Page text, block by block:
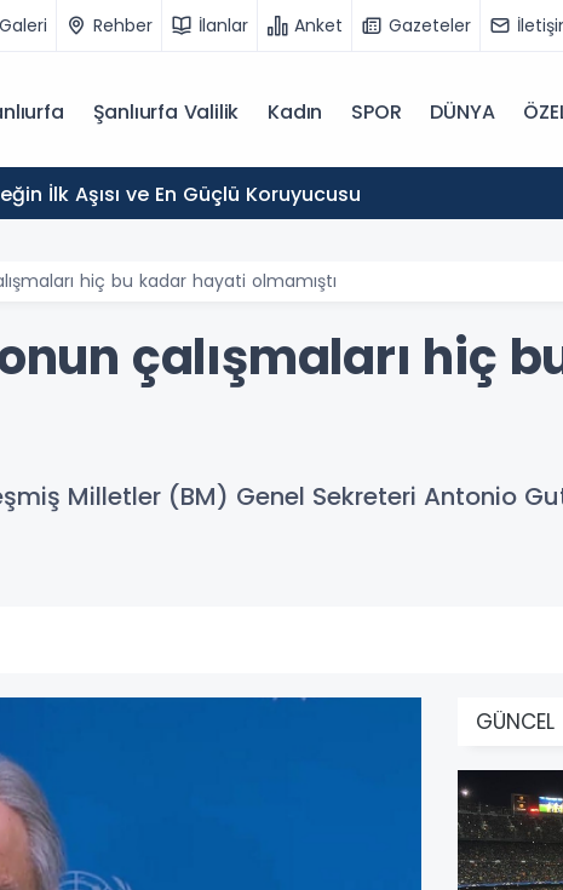
Galeri Rehber İlanlar Anket Gazeteler
Şanlıurfa Valilik Kadın SPOR DÜNYA
İlk Aşısı ve En Güçlü Koruyucusu
hiç bu kadar hayati olmamıştı
çalışmaları hiç
Milletler (BM) Genel Sekreteri Antonio
GÜNCEL